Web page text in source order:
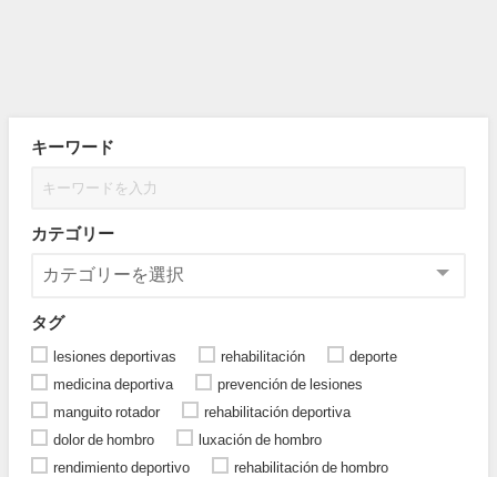
キーワード
カテゴリー
タグ
lesiones deportivas rehabilitación
deporte
medicina deportiva
prevención de lesiones
manguito rotador
rehabilitación deportiva
dolor de hombro
luxación de hombro
rendimiento deportivo
rehabilitación de hombro